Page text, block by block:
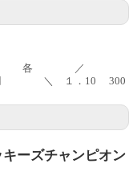
連複 各 ／
円 ＼ １．10 300
ーズチャンピオン